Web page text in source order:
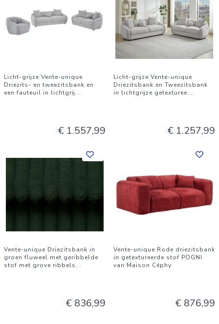
Licht-grijze Vente-unique
Driezits- en tweezitsbank en
een fauteuil in lichtgrij...
€ 1.557,99
Licht-grijze Vente-unique
Driezitsbank en Tweezitsbank
in lichtgrijze getexturee...
€ 1.257,99
Vente-unique Driezitsbank in
groen fluweel met geribbelde
stof met grove ribbels...
€ 836,99
Vente-unique Rode driezitsbank
in getextureerde stof POGNI
van Maison Céphy
€ 876,99